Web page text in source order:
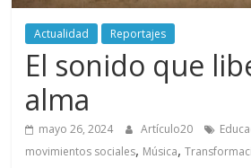
Actualidad Reportajes
El sonido que
alma
mayo 26, 2024 Artículo20
movimientos sociales, Música,